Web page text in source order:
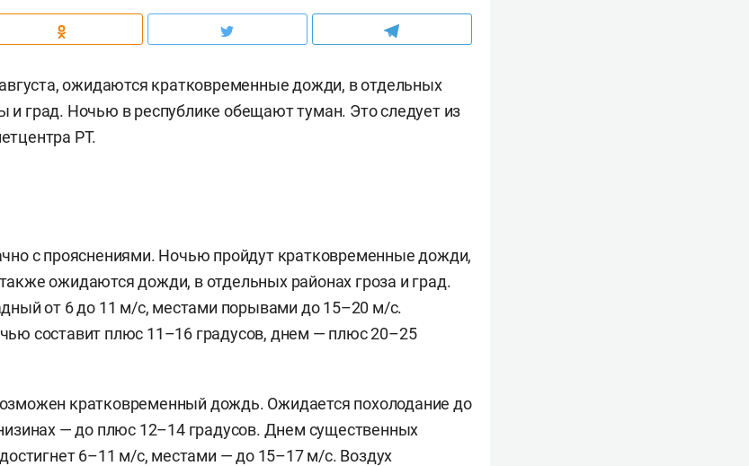
ожидаются кратковременные дожди, в отдельных
и град. Ночью в республике обещают туман. Это следует из
РТ.
с прояснениями. Ночью пройдут кратковременные дожди,
ожидаются дожди, в отдельных районах гроза и град.
от 6 до 11 м/с, местами порывами до 15–20 м/с.
составит плюс 11–16 градусов, днем — плюс 20–25
кратковременный дождь. Ожидается похолодание до
— до плюс 12–14 градусов. Днем существенных
6–11 м/c, местами — до 15–17 м/с. Воздух